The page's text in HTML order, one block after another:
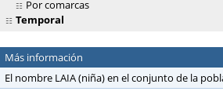
Por comarcas
Temporal
Más información
El nombre LAIA (niña) en el conjunto de la